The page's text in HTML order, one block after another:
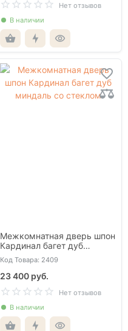
Нет отзывов
В наличии
Межкомнатная дверь шпон
Кардинал багет дуб
миндаль со стеклом
Код Товара: 2409
23 400 руб.
Нет отзывов
В наличии